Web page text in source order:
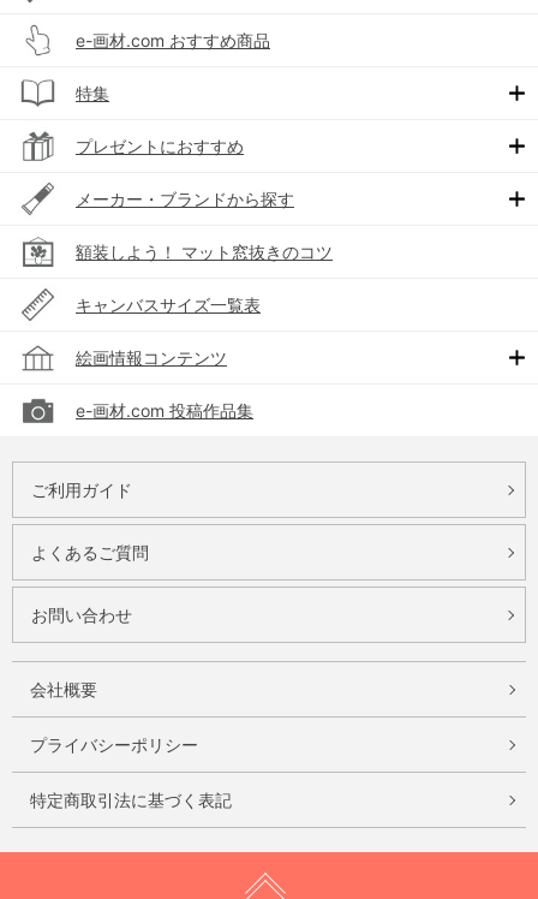
e-画材.com おすすめ商品
特集
プレゼントにおすすめ
メーカー・ブランドから探す
額装しよう！ マット窓抜きのコツ
キャンバスサイズ一覧表
絵画情報コンテンツ
e-画材.com 投稿作品集
ご利用ガイド
よくあるご質問
お問い合わせ
会社概要
プライバシーポリシー
特定商取引法に基づく表記